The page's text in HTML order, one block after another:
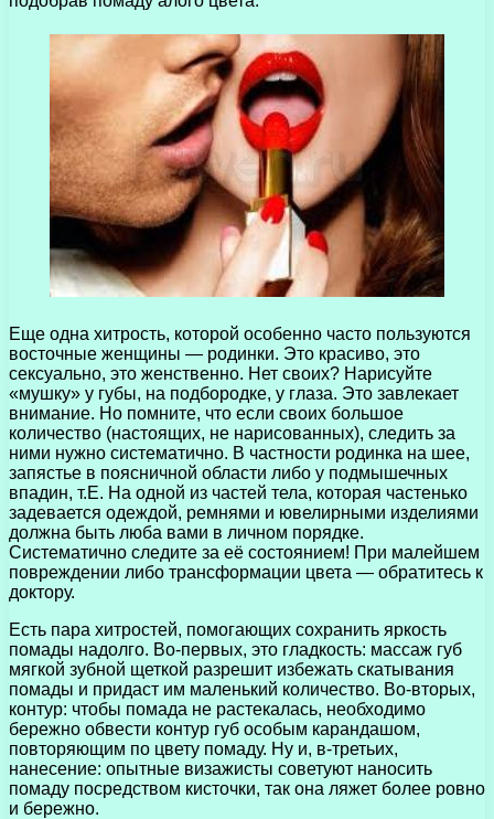
Еще одна хитрость, которой особенно часто пользуются
восточные женщины — родинки. Это красиво, это
сексуально, это женственно. Нет своих? Нарисуйте
«мушку» у губы, на подбородке, у глаза. Это завлекает
внимание. Но помните, что если своих большое
количество (настоящих, не нарисованных), следить за
ними нужно систематично. В частности родинка на шее,
запястье в поясничной области либо у подмышечных
впадин, т.Е. На одной из частей тела, которая частенько
задевается одеждой, ремнями и ювелирными изделиями
должна быть люба вами в личном порядке.
Систематично следите за её состоянием! При малейшем
повреждении либо трансформации цвета — обратитесь к
доктору.
Есть пара хитростей, помогающих сохранить яркость
помады надолго. Во-первых, это гладкость: массаж губ
мягкой зубной щеткой разрешит избежать скатывания
помады и придаст им маленький количество. Во-вторых,
контур: чтобы помада не растекалась, необходимо
бережно обвести контур губ особым карандашом,
повторяющим по цвету помаду. Ну и, в-третьих,
нанесение: опытные визажисты советуют наносить
помаду посредством кисточки, так она ляжет более ровно
и бережно.